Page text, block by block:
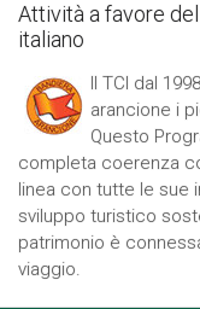
Attività a favore
italiano
Il TCI dal
arancione i
Questo
completa coerenza
linea con tutte le sue
sviluppo turistico
patrimonio è
viaggio.